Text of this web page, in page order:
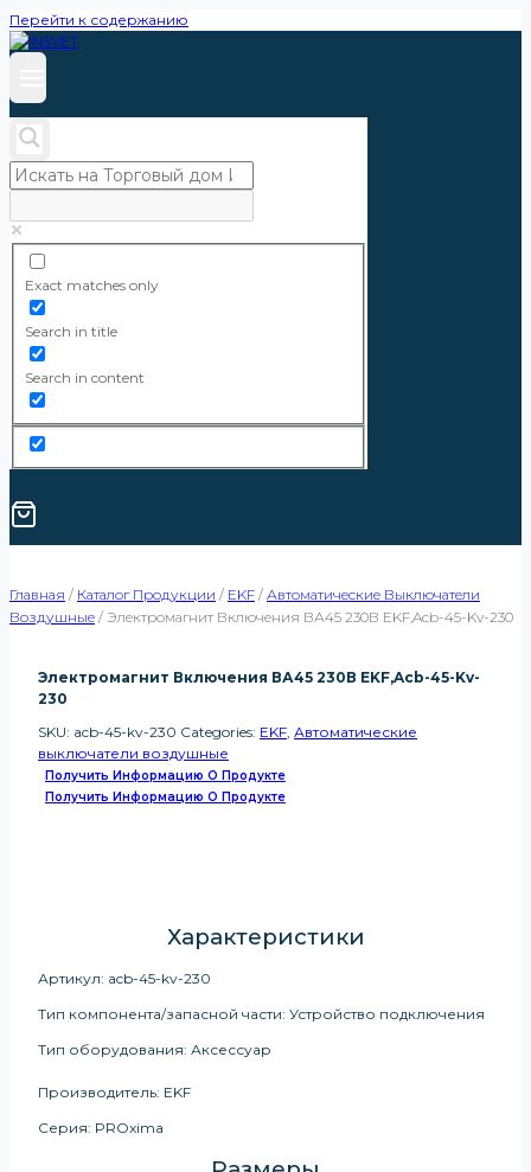
Перейти к содержанию
Exact matches only
Search in title
Search in content
Главная / Каталог Продукции / EKF / Автоматические Выключатели
Воздушные / Электромагнит Включения ВА45 230В EKF,acb-45-Kv-230
Электромагнит Включения ВА45 230В EKF,acb-45-Kv-
230
SKU: acb-45-kv-230 Categories: EKF, Автоматические
выключатели воздушные
Получить Информацию О Продукте
Получить Информацию О Продукте
Характеристики
Артикул: acb-45-kv-230
Тип компонента/запасной части: Устройство подключения
Тип оборудования: Аксессуар
Производитель: EKF
Серия: PROxima